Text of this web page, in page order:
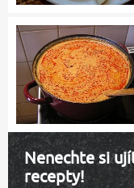
Nenechte si
recepty!